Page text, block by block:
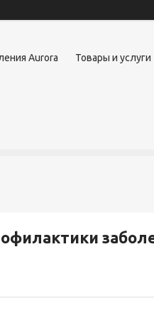
Aurora Товары и услуги